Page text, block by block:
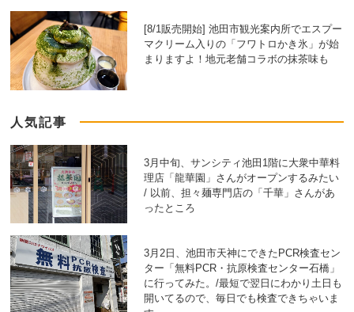
[8/1販売開始] 池田市観光案内所でエスプー
マクリーム入りの「フワトロかき氷」が始
まりますよ！地元老舗コラボの抹茶味も
人気記事
3月中旬、サンシティ池田1階に大衆中華料
理店「龍華園」さんがオープンするみたい
/ 以前、担々麺専門店の「千華」さんがあ
ったところ
3月2日、池田市天神にできたPCR検査セン
ター「無料PCR・抗原検査センター石橋」
に行ってみた。/最短で翌日にわかり土日も
開いてるので、毎日でも検査できちゃいま